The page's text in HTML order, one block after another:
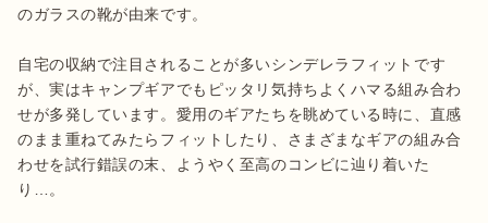
のガラスの靴が由来です。
自宅の収納で注目されることが多いシンデレラフィットです
が、実はキャンプギアでもピッタリ気持ちよくハマる組み合わ
せが多発しています。愛用のギアたちを眺めている時に、直感
のまま重ねてみたらフィットしたり、さまざまなギアの組み合
わせを試行錯誤の末、ようやく至高のコンビに辿り着いた
り…。